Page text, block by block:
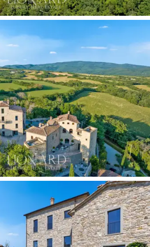
Atmosphäre verleihen,
wie
Marmor und
einen zeitgenössischen Touch
Kapelle
neben der Hauptresidenz
diesem einzigartigen, zum
Anwesen noch mehr Prestige
Hauptgebäude und zwei Türmen
bietet luxuriöse und funktionale
befinden sich fünf
jedes mit eigenem Bad,
maximale Privatsphäre und
Zwei weitere Schlafzimmer teilen
Badezimmer, ideal für eine
einladende Unterkunft. Im Inneren
einemoderne, voll ausgestattete
internen Speisesaal, der
für elegante und gesellige